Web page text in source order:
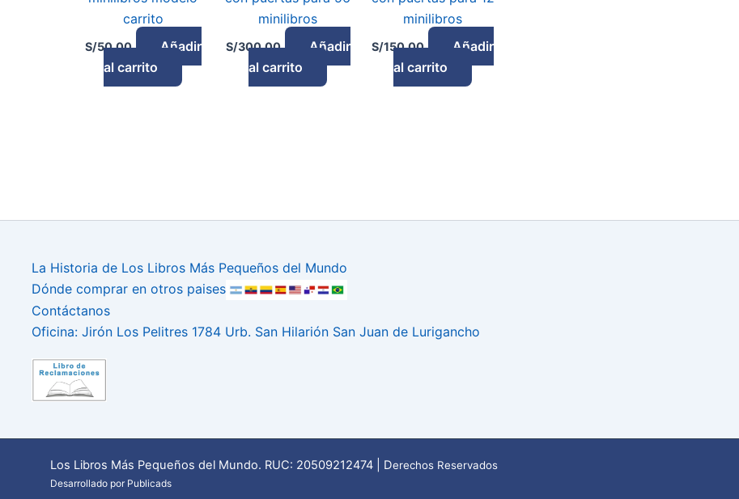
carrito
S/50.00
Añadir
al carrito
minilibros
S/300.00
Añadir
al carrito
minilibros
S/150.00
Añadir
al carrito
La Historia de Los Libros Más Pequeños del Mundo
Dónde comprar en otros paises
Contáctanos
Oficina: Jirón Los Pelitres 1784 Urb. San Hilarión San Juan de Lurigancho
Los Libros Más Pequeños del Mundo. RUC: 20509212474 | Derechos Reservados
Desarrollado por Publicads